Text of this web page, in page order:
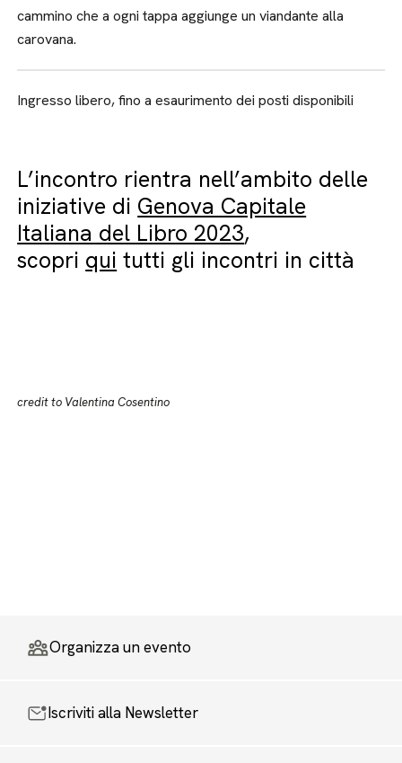
cammino che a ogni tappa aggiunge un viandante alla
carovana.
Ingresso libero, fino a esaurimento dei posti disponibili
L’incontro rientra nell’ambito delle
iniziative di Genova Capitale
Italiana del Libro 2023,
scopri qui tutti gli incontri in città
credit to Valentina Cosentino
Organizza un evento
Iscriviti alla Newsletter